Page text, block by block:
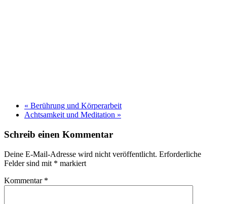
« Berührung und Körperarbeit
Achtsamkeit und Meditation »
Schreib einen Kommentar
Deine E-Mail-Adresse wird nicht veröffentlicht. Erforderliche
Felder sind mit * markiert
Kommentar *